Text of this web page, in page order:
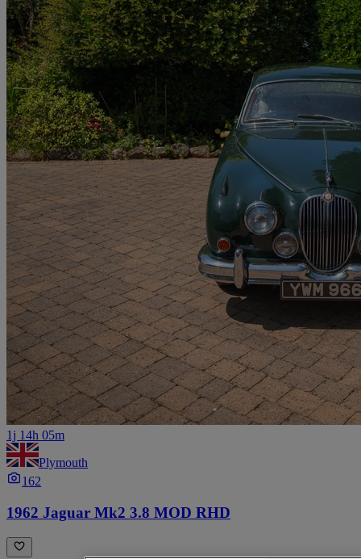
1j 14h 05m
Plymouth
162
1962 Jaguar Mk2 3.8 MOD RHD